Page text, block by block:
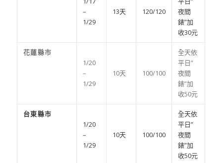
–
1/29
13天 120/120
夜間
錶”加
收30元
花蓮縣市
1/20
–
1/29
10天 100/100
全天依
平日”
夜間
錶”加
收50元
台東縣市
1/20
–
1/29
10天 100/100
全天依
平日”
夜間
錶”加
收50元